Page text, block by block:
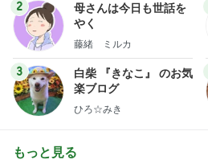
2
母さんは今日も世話を
やく
藤緒 ミルカ
3
白柴 『きなこ』 のお気
楽ブログ
ひろ☆みき
もっと見る